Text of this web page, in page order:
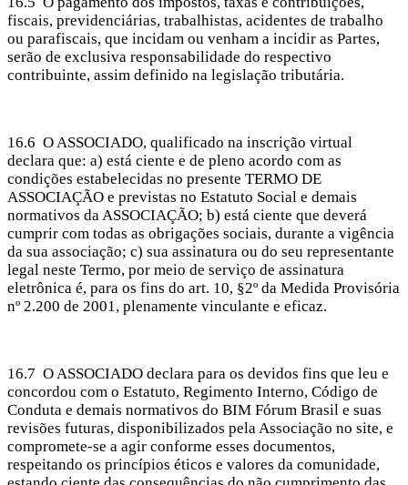
fiscais, previdenciárias, trabalhistas, acidentes de trabalho
ou parafiscais, que incidam ou venham a incidir as Partes,
serão de exclusiva responsabilidade do respectivo
contribuinte, assim definido na legislação tributária.
16.6 O ASSOCIADO, qualificado na inscrição virtual
declara que: a) está ciente e de pleno acordo com as
condições estabelecidas no presente TERMO DE
ASSOCIAÇÃO e previstas no Estatuto Social e demais
normativos da ASSOCIAÇÃO; b) está ciente que deverá
cumprir com todas as obrigações sociais, durante a vigência
da sua associação; c) sua assinatura ou do seu representante
legal neste Termo, por meio de serviço de assinatura
eletrônica é, para os fins do art. 10, §2º da Medida Provisória
nº 2.200 de 2001, plenamente vinculante e eficaz.
16.7 O ASSOCIADO declara para os devidos fins que leu e
concordou com o Estatuto, Regimento Interno, Código de
Conduta e demais normativos do BIM Fórum Brasil e suas
revisões futuras, disponibilizados pela Associação no site, e
compromete-se a agir conforme esses documentos,
respeitando os princípios éticos e valores da comunidade,